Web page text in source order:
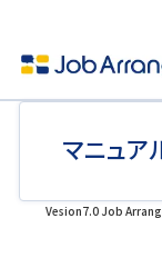
マニュア
Vesion7.0 Job